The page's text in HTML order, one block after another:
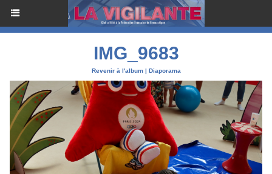
IMG_9683
Revenir à l'album | Diaporama